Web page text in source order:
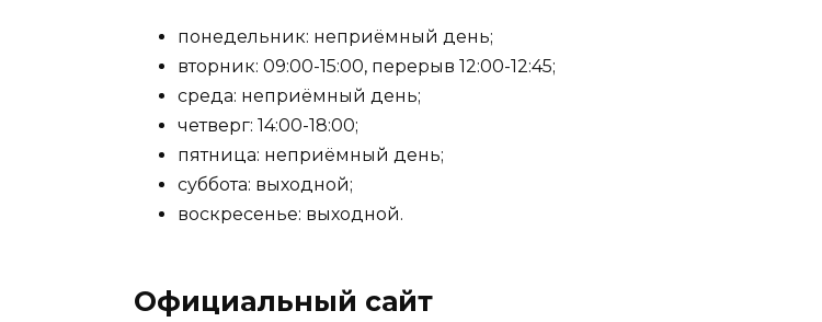
понедельник: неприёмный день;
вторник: 09:00-15:00, перерыв 12:00-12:45;
среда: неприёмный день;
четверг: 14:00-18:00;
пятница: неприёмный день;
суббота: выходной;
воскресенье: выходной.
Официальный сайт